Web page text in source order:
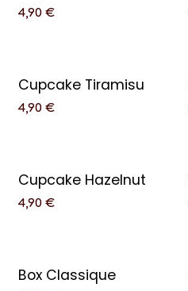
4,90 €
Cupcake Tiramisu
4,90 €
Cupcake Hazelnut
4,90 €
Box Classique